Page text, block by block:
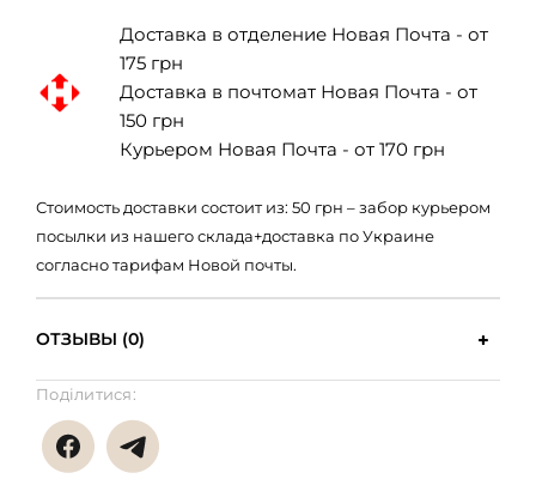
Доставка в отделение Новая Почта - от
175 грн
Доставка в почтомат Новая Почта - от
150 грн
Курьером Новая Почта - от 170 грн
Стоимость доставки состоит из: 50 грн – забор курьером
посылки из нашего склада+доставка по Украине
согласно тарифам Новой почты.
ОТЗЫВЫ (0)
Поділитися: